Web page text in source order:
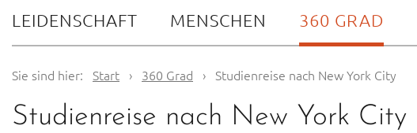
LEIDENSCHAFT MENSCHEN 360 GRAD
Sie sind hier: Start › 360 Grad › Studienreise nach New York City
Studienreise nach New York City